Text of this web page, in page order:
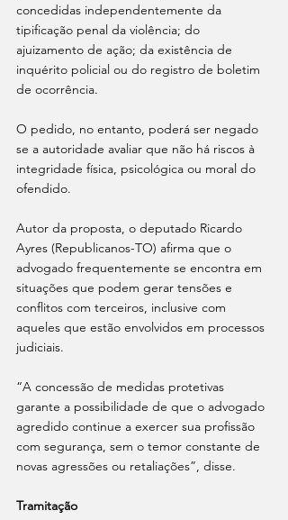
concedidas independentemente da
tipificação penal da violência; do
ajuizamento de ação; da existência de
inquérito policial ou do registro de boletim
de ocorrência.
O pedido, no entanto, poderá ser negado
se a autoridade avaliar que não há riscos à
integridade física, psicológica ou moral do
ofendido.
Autor da proposta, o deputado Ricardo
Ayres (Republicanos-TO) afirma que o
advogado frequentemente se encontra em
situações que podem gerar tensões e
conflitos com terceiros, inclusive com
aqueles que estão envolvidos em processos
judiciais.
“A concessão de medidas protetivas
garante a possibilidade de que o advogado
agredido continue a exercer sua profissão
com segurança, sem o temor constante de
novas agressões ou retaliações”, disse.
Tramitação